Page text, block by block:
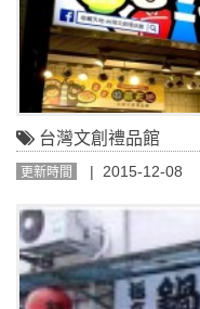
台灣文創禮品館
更新時間 | 2015-12-08